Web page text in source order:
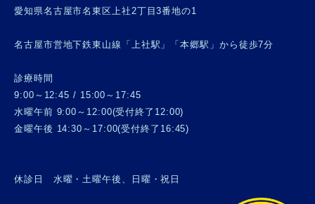
愛知県名古屋市名東区上社2丁目3番地の1
名古屋市営地下鉄東山線「上社駅」「本郷駅」から徒歩7分
診療時間
9:00～12:45 / 15:00～17:45
水曜午前 9:00～12:00(受付終了12:00)
金曜午後 14:30～17:00(受付終了16:45)
休診日 水曜・土曜午後、日曜・祝日